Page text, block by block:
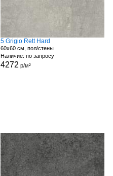
5 Grigio Rett Hard
60x60 см, пол/стены
Наличие: по запросу
4272 р/м²